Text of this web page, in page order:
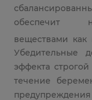
обеспечит
веществами
Убедительные
эффекта
течение